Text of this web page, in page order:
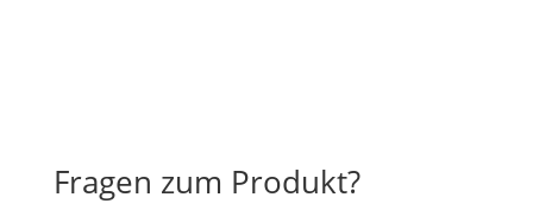
Fragen zum Produkt?